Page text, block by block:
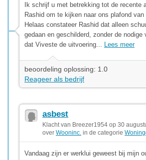
Ik schrijf u met betrekking tot de recente
Rashid om te kijken naar ons plafond van
Helaas constateer Rashid dat alleen
gedaan en geschilderd, zonder de nodige
dat Viveste de uitvoering... Lees meer
beoordeling oplossing: 1.0
Reageer als bedrijf
asbest
Klacht van Breezer1954 op 30
over Wooninc. in de categorie
Vandaag zijn er werklui geweest bij mijn